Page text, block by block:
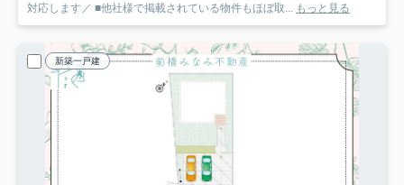
対応します／ ■他社様で掲載されている物件もほぼ取... もっと見る
新築一戸建